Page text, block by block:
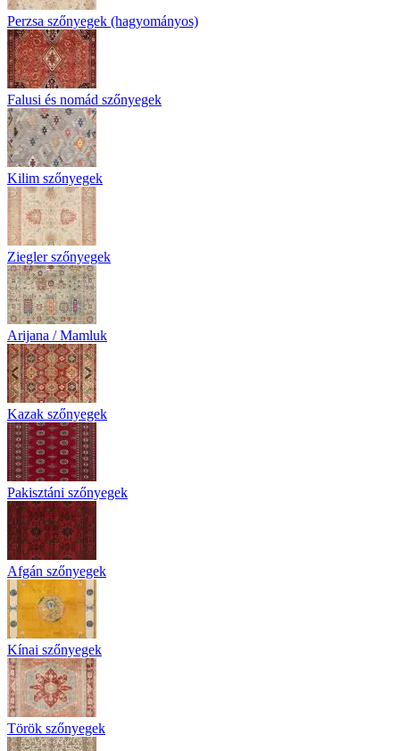
Perzsa szőnyegek (hagyományos)
Falusi és nomád szőnyegek
Kilim szőnyegek
Ziegler szőnyegek
Arijana / Mamluk
Kazak szőnyegek
Pakisztáni szőnyegek
Afgán szőnyegek
Kínai szőnyegek
Török szőnyegek